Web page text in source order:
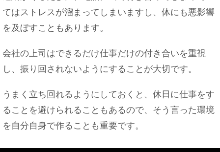
てはストレスが溜まってしまいますし、体にも悪影響
を及ぼすこともあります。
会社の上司はできるだけ仕事だけの付き合いを重視
し、振り回されないようにすることが大切です。
うまく立ち回れるようにしておくと、休日に仕事をす
ることを避けられることもあるので、そう言った環境
を自分自身で作ることも重要です。